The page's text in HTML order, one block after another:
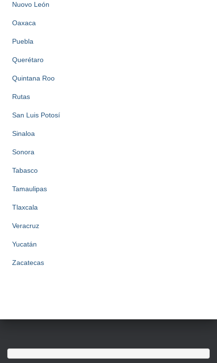
Nuovo León
Oaxaca
Puebla
Querétaro
Quintana Roo
Rutas
San Luis Potosí
Sinaloa
Sonora
Tabasco
Tamaulipas
Tlaxcala
Veracruz
Yucatán
Zacatecas